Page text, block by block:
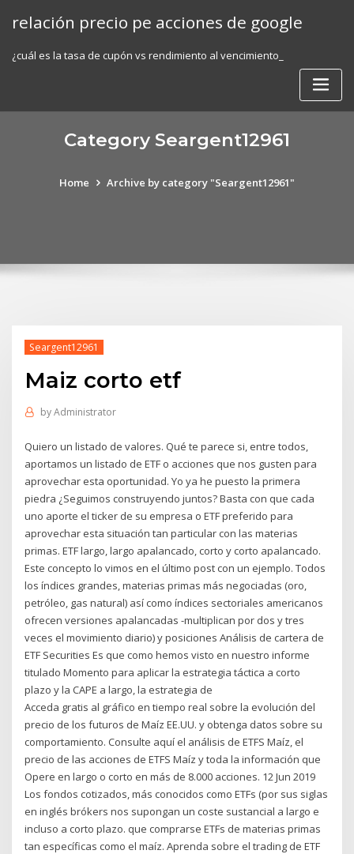
relación precio pe acciones de google
¿cuál es la tasa de cupón vs rendimiento al vencimiento_
Category Seargent12961
Home Archive by category "Seargent12961"
Seargent12961
Maiz corto etf
byAdministrator
Quiero un listado de valores. Qué te parece si, entre todos,
aportamos un listado de ETF o acciones que nos gusten para
aprovechar esta oportunidad. Yo ya he puesto la primera
piedra ¿Seguimos construyendo juntos? Basta con que cada
uno aporte el ticker de su empresa o ETF preferido para
aprovechar esta situación tan particular con las materias
primas. ETF largo, largo apalancado, corto y corto apalancado.
Este concepto lo vimos en el último post con un ejemplo. Todos
los índices grandes, materias primas más negociadas (oro,
petróleo, gas natural) así como índices sectoriales americanos
ofrecen versiones apalancadas -multiplican por dos y tres
veces el movimiento diario) y posiciones Análisis de cartera de
ETF Securities Es que como hemos visto en nuestro informe
titulado Momento para aplicar la estrategia táctica a corto
plazo y la CAPE a largo, la estrategia de
Acceda gratis al gráfico en tiempo real sobre la evolución del
precio de los futuros de Maíz EE.UU. y obtenga datos sobre su
comportamiento. Consulte aquí el análisis de ETFS Maíz, el
precio de las acciones de ETFS Maíz y toda la información que
Opere en largo o corto en más de 8.000 acciones. 12 Jun 2019
Los fondos cotizados, más conocidos como ETFs (por sus siglas
en inglés brókers nos supongan un coste sustancial a largo e
incluso a corto plazo. que comprarse ETFs de materias primas
tan específicas como el maíz. Aprenda sobre el trading de ETF